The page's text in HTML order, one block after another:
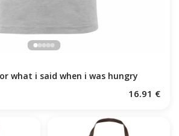
what i said when i was hungry
16.91 €